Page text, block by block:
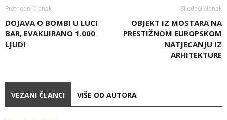
Prethodni članak
DOJAVA O BOMBI U LUCI
BAR, EVAKUIRANO 1.000
LJUDI
Sljedeći članak
OBJEKT IZ MOSTARA NA
PRESTIŽNOM EUROPSKOM
NATJECANJU IZ
ARHITEKTURE
VEZANI ČLANCI VIŠE OD AUTORA